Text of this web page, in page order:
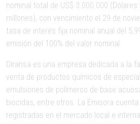
nominal total de US$ 3.000.000
millones), con vencimiento el 29 de
tasa de interés fija nominal anual del
emisión del 100% del valor nominal.
Diransa es una empresa dedicada a la
venta de productos químicos de
emulsiones de polímeros de base
biocidas, entre otros. La Emisora
registradas en el mercado local e